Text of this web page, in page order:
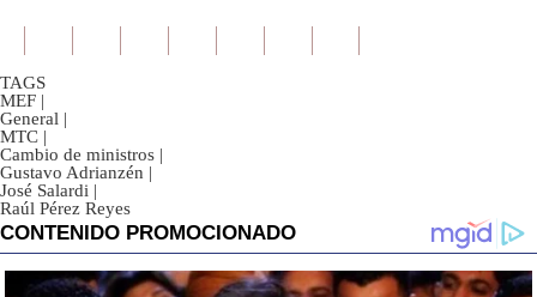
TAGS
MEF |
General |
MTC |
Cambio de ministros |
Gustavo Adrianzén |
José Salardi |
Raúl Pérez Reyes